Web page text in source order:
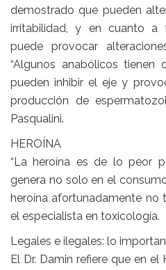
demostrado que pueden
irritabilidad, y en cuanto a
puede provocar
“Algunos anabólicos tienen
pueden inhibir el eje y
producción de
Pasqualini.
HEROÍNA
“La heroína es de lo peor
genera no solo en el
heroína afortunadamente no
el especialista en toxicología.
Legales e ilegales: lo
El Dr. Damin refiere que en